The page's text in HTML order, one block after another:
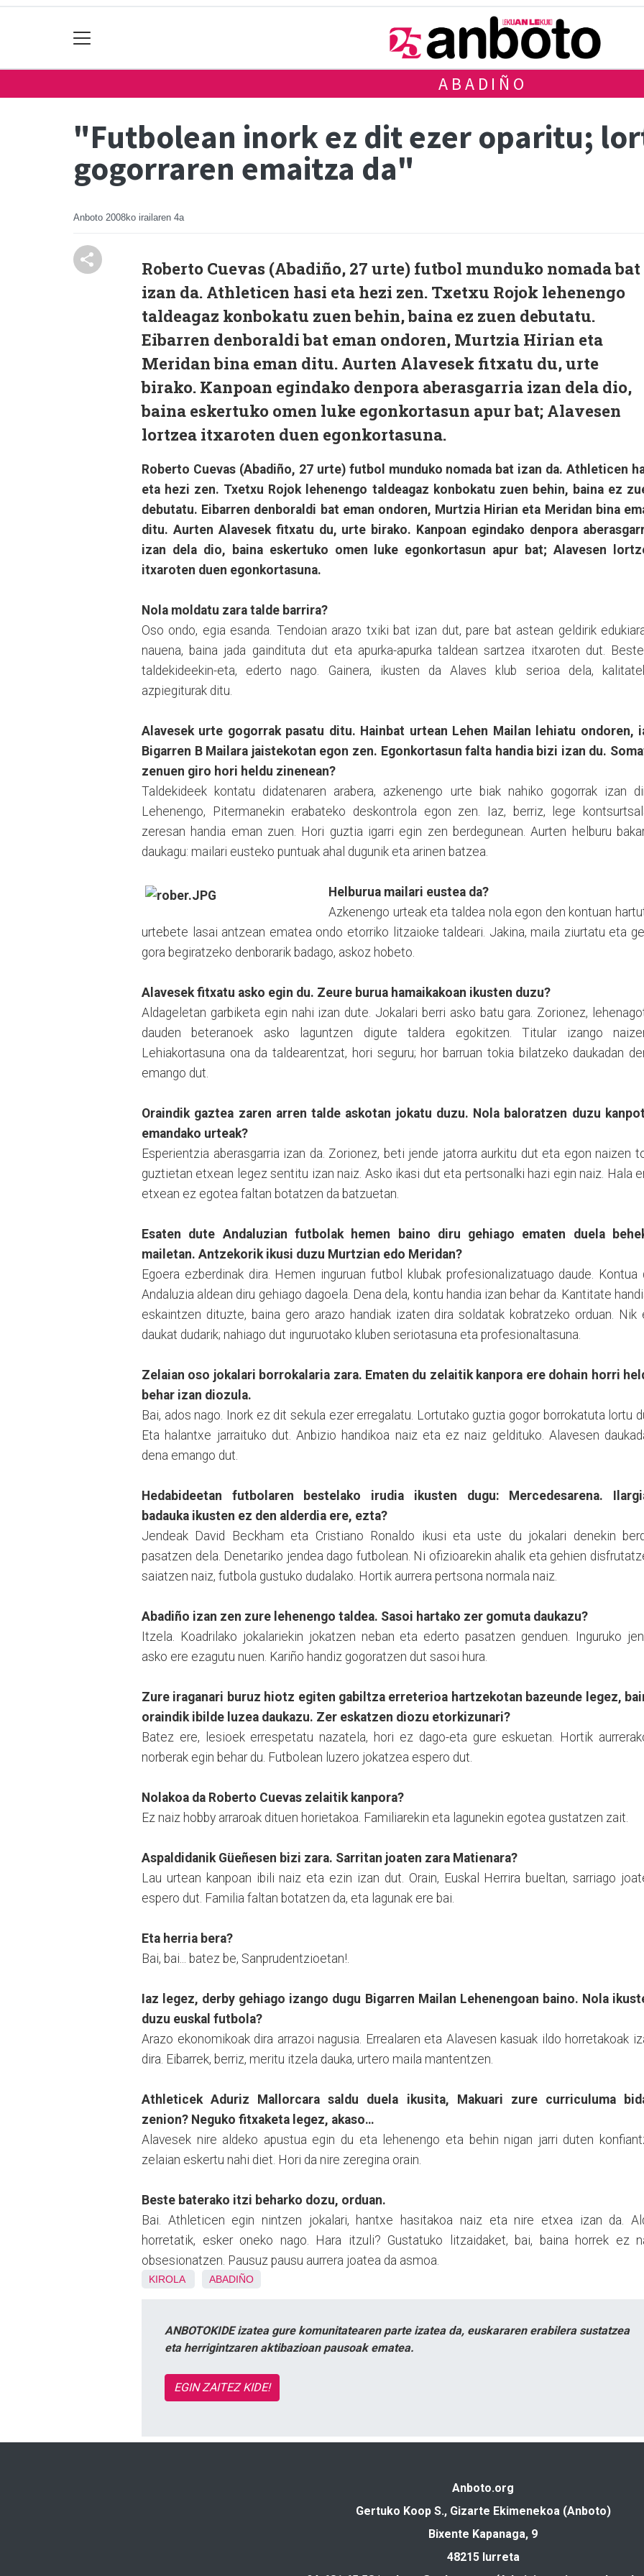
ABADIÑO
"Futbolean inork ez dit ezer oparitu;
gogorraren emaitza da"
Anboto 2008ko irailaren 4a
Roberto Cuevas (Abadiño, 27 urte) futbol munduko nomada bat
izan da. Athleticen hasi eta hezi zen. Txetxu Rojok lehenengo
taldeagaz konbokatu zuen behin, baina ez zuen debutatu.
Eibarren denboraldi bat eman ondoren, Murtzia Hirian eta
Meridan bina eman ditu. Aurten Alavesek fitxatu du, urte
birako. Kanpoan egindako denpora aberasgarria izan dela dio,
baina eskertuko omen luke egonkortasun apur bat; Alavesen
lortzea itxaroten duen egonkortasuna.
Roberto Cuevas (Abadiño, 27 urte) futbol munduko nomada bat izan da. Athleticen
eta hezi zen. Txetxu Rojok lehenengo taldeagaz konbokatu zuen behin, baina ez
debutatu. Eibarren denboraldi bat eman ondoren, Murtzia Hirian eta Meridan bina
ditu. Aurten Alavesek fitxatu du, urte birako. Kanpoan egindako denpora
izan dela dio, baina eskertuko omen luke egonkortasun apur bat; Alavesen
itxaroten duen egonkortasuna.
Nola moldatu zara talde barrira?
Oso ondo, egia esanda. Tendoian arazo txiki bat izan dut, pare bat astean geldirik
nauena, baina jada gaindituta dut eta apurka-apurka taldean sartzea itxaroten dut.
taldekideekin-eta, ederto nago. Gainera, ikusten da Alaves klub serioa dela,
azpiegiturak ditu.
Alavesek urte gogorrak pasatu ditu. Hainbat urtean Lehen Mailan lehiatu ondoren,
Bigarren B Mailara jaistekotan egon zen. Egonkortasun falta handia bizi izan du.
zenuen giro hori heldu zinenean?
Taldekideek kontatu didatenaren arabera, azkenengo urte biak nahiko gogorrak izan
Lehenengo, Pitermanekin erabateko deskontrola egon zen. Iaz, berriz, lege
zeresan handia eman zuen. Hori guztia igarri egin zen berdegunean. Aurten helburu
daukagu: mailari eusteko puntuak ahal dugunik eta arinen batzea.
Helburua mailari eustea da?
Azkenengo urteak eta taldea nola egon den kontuan
urtebete lasai antzean ematea ondo etorriko litzaioke taldeari. Jakina, maila ziurtatu eta
gora begiratzeko denborarik badago, askoz hobeto.
Alavesek fitxatu asko egin du. Zeure burua hamaikakoan ikusten duzu?
Aldageletan garbiketa egin nahi izan dute. Jokalari berri asko batu gara. Zorionez,
dauden beteranoek asko laguntzen digute taldera egokitzen. Titular izango
Lehiakortasuna ona da taldearentzat, hori seguru; hor barruan tokia bilatzeko daukadan
emango dut.
Oraindik gaztea zaren arren talde askotan jokatu duzu. Nola baloratzen duzu
emandako urteak?
Esperientzia aberasgarria izan da. Zorionez, beti jende jatorra aurkitu dut eta egon naizen
guztietan etxean legez sentitu izan naiz. Asko ikasi dut eta pertsonalki hazi egin naiz. Hala
etxean ez egotea faltan botatzen da batzuetan.
Esaten dute Andaluzian futbolak hemen baino diru gehiago ematen duela
mailetan. Antzekorik ikusi duzu Murtzian edo Meridan?
Egoera ezberdinak dira. Hemen inguruan futbol klubak profesionalizatuago daude. Kontua
Andaluzia aldean diru gehiago dagoela. Dena dela, kontu handia izan behar da. Kantitate
eskaintzen dituzte, baina gero arazo handiak izaten dira soldatak kobratzeko orduan. Nik
daukat dudarik; nahiago dut inguruotako kluben seriotasuna eta profesionaltasuna.
Zelaian oso jokalari borrokalaria zara. Ematen du zelaitik kanpora ere dohain horri
behar izan diozula.
Bai, ados nago. Inork ez dit sekula ezer erregalatu. Lortutako guztia gogor borrokatuta lortu
Eta halantxe jarraituko dut. Anbizio handikoa naiz eta ez naiz geldituko. Alavesen
dena emango dut.
Hedabideetan futbolaren bestelako irudia ikusten dugu: Mercedesarena.
badauka ikusten ez den alderdia ere, ezta?
Jendeak David Beckham eta Cristiano Ronaldo ikusi eta uste du jokalari denekin
pasatzen dela. Denetariko jendea dago futbolean. Ni ofizioarekin ahalik eta gehien
saiatzen naiz, futbola gustuko dudalako. Hortik aurrera pertsona normala naiz.
Abadiño izan zen zure lehenengo taldea. Sasoi hartako zer gomuta daukazu?
Itzela. Koadrilako jokalariekin jokatzen neban eta ederto pasatzen genduen. Inguruko
asko ere ezagutu nuen. Kariño handiz gogoratzen dut sasoi hura.
Zure iraganari buruz hiotz egiten gabiltza erreterioa hartzekotan bazeunde legez,
oraindik ibilde luzea daukazu. Zer eskatzen diozu etorkizunari?
Batez ere, lesioek errespetatu nazatela, hori ez dago-eta gure eskuetan. Hortik
norberak egin behar du. Futbolean luzero jokatzea espero dut.
Nolakoa da Roberto Cuevas zelaitik kanpora?
Ez naiz hobby arraroak dituen horietakoa. Familiarekin eta lagunekin egotea gustatzen zait.
Aspaldidanik Güeñesen bizi zara. Sarritan joaten zara Matienara?
Lau urtean kanpoan ibili naiz eta ezin izan dut. Orain, Euskal Herrira bueltan, sarriago
espero dut. Familia faltan botatzen da, eta lagunak ere bai.
Eta herria bera?
Bai, bai... batez be, Sanprudentzioetan!.
Iaz legez, derby gehiago izango dugu Bigarren Mailan Lehenengoan baino. Nola
duzu euskal futbola?
Arazo ekonomikoak dira arrazoi nagusia. Errealaren eta Alavesen kasuak ildo horretakoak
dira. Eibarrek, berriz, meritu itzela dauka, urtero maila mantentzen.
Athleticek Aduriz Mallorcara saldu duela ikusita, Makuari zure curriculuma
zenion? Neguko fitxaketa legez, akaso…
Alavesek nire aldeko apustua egin du eta lehenengo eta behin nigan jarri duten
zelaian eskertu nahi diet. Hori da nire zeregina orain.
Beste baterako itzi beharko dozu, orduan.
Bai. Athleticen egin nintzen jokalari, hantxe hasitakoa naiz eta nire etxea izan da.
horretatik, esker oneko nago. Hara itzuli? Gustatuko litzaidaket, bai, baina horrek ez
obsesionatzen. Pausuz pausu aurrera joatea da asmoa.
KIROLA ABADIÑO
ANBOTOKIDE izatea gure komunitatearen parte izatea da, euskararen erabilera sustatzea
eta herrigintzaren aktibazioan pausoak ematea.
EGIN ZAITEZ KIDE!
Anboto.org
Gertuko Koop S., Gizarte Ekimenekoa (Anboto)
Bixente Kapanaga, 9
48215 Iurreta